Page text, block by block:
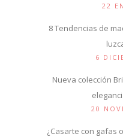
22
8 Tendencias de
6
Nueva colección
20
¿Casarte con gafas